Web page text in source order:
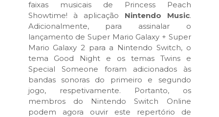
faixas musicais de
Princess Peach
Showtime! à aplicação Nintendo Music.
Adicionalmente, para assinalar o
lançamento de Super Mario Galaxy + Super
Mario Galaxy 2 para a Nintendo Switch, o
tema Good Night e os temas Twins e
Special Someone foram adicionados às
bandas sonoras do primeiro e segundo
jogo, respetivamente. Portanto, os
membros do Nintendo Switch Online
podem agora ouvir este repertório de